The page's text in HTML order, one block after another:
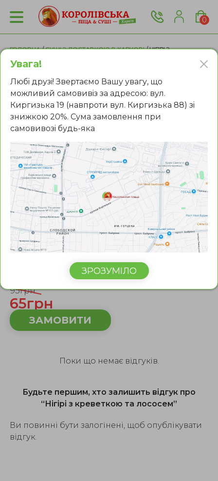
0
ГОЛОВНА/СУШІ З ДОСТАВКОЮ В ХАРКОВІ/ НІГІРІ З
КРЕВЕТКОЮ ТА ЛОСОСЕМ
Нігірі з креветкою та
лососем
95грн
65грн
ЗАМОВИТИ
Поки що немає відгуків.
Будьте першим, хто залишить відгук про
“Нігірі з креветкою та лососем”
Ви повинні бути залогінені, щоб опублікувати
відгук.
Увага!
Любi друзi! Звертаємо Вашу увагу, що
можливий самовивiз за адресою: вул.
Киргизька 19 (навпроти вул. Киргизька 88) зi
знижкою 20%. Сума замовлення при
самовивозi будь-яка
ЗРОЗУМІЛО